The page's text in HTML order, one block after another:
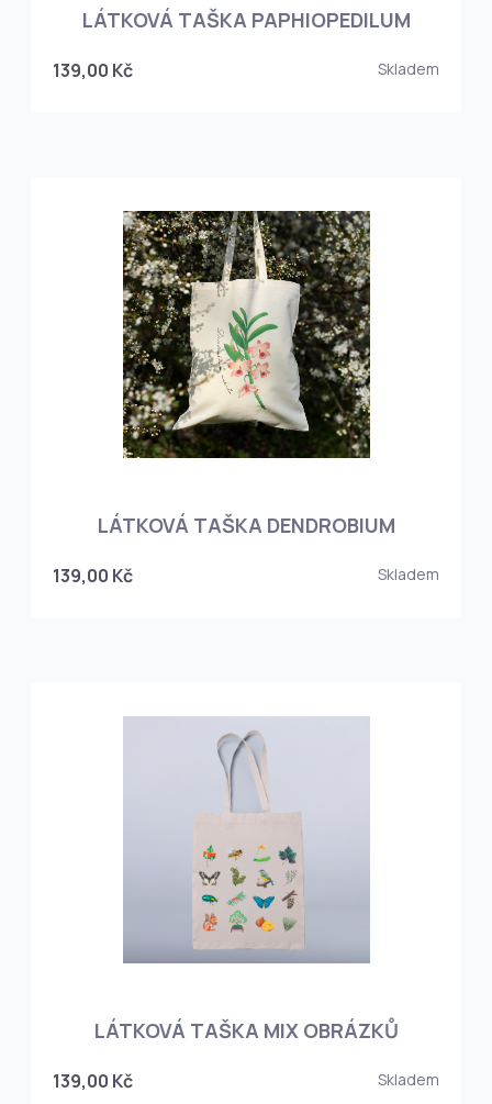
LÁTKOVÁ TAŠKA PAPHIOPEDILUM
139,00 Kč Skladem
LÁTKOVÁ TAŠKA DENDROBIUM
139,00 Kč Skladem
LÁTKOVÁ TAŠKA MIX OBRÁZKŮ
139,00 Kč Skladem